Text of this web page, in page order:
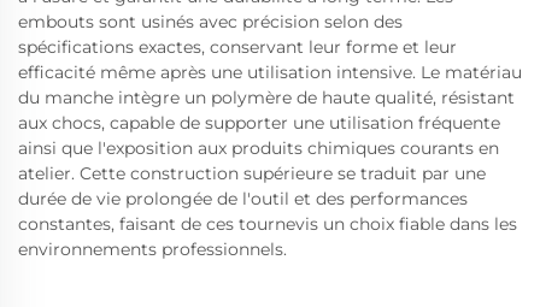
embouts sont usinés avec précision selon des
spécifications exactes, conservant leur forme et leur
efficacité même après une utilisation intensive. Le matériau
du manche intègre un polymère de haute qualité, résistant
aux chocs, capable de supporter une utilisation fréquente
ainsi que l'exposition aux produits chimiques courants en
atelier. Cette construction supérieure se traduit par une
durée de vie prolongée de l'outil et des performances
constantes, faisant de ces tournevis un choix fiable dans les
environnements professionnels.